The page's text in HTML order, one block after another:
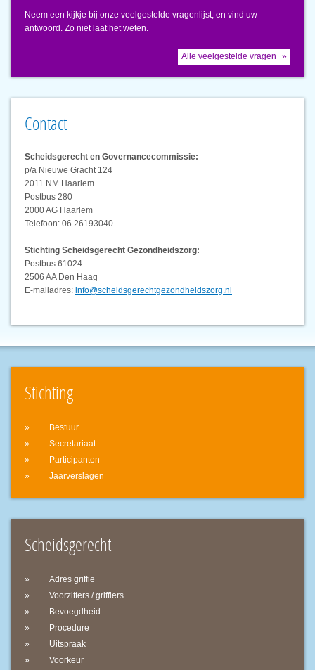
Neem een kijkje bij onze veelgestelde vragenlijst, en vind uw
antwoord. Zo niet laat het weten.
Alle veelgestelde vragen
Contact
Scheidsgerecht en Governancecommissie:
p/a Nieuwe Gracht 124
2011 NM Haarlem
Postbus 280
2000 AG Haarlem
Telefoon: 06 26193040
Stichting Scheidsgerecht Gezondheidszorg:
Postbus 61024
2506 AA Den Haag
E-mailadres: info@scheidsgerechtgezondheidszorg.nl
Stichting
Bestuur
Secretariaat
Participanten
Jaarverslagen
Scheidsgerecht
Adres griffie
Voorzitters / griffiers
Bevoegdheid
Procedure
Uitspraak
Voorkeur